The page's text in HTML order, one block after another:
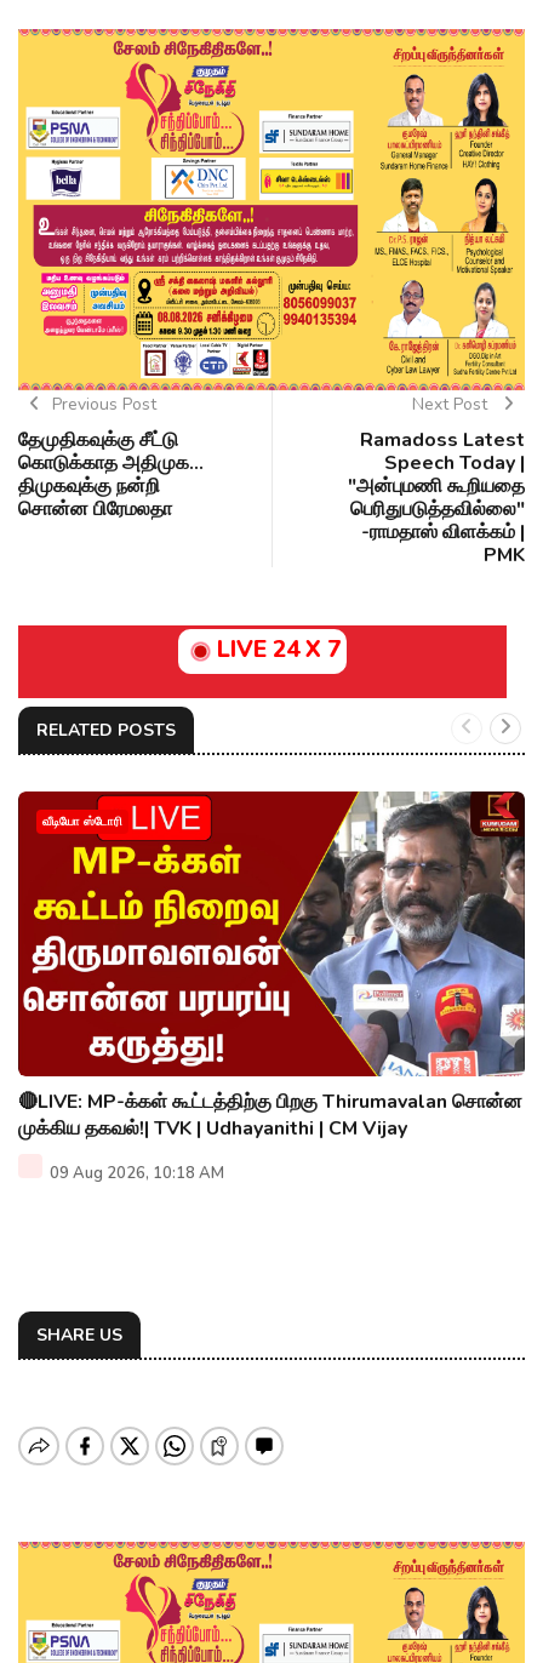
Previous Post
தேமுதிகவுக்கு சீட்டு
கொடுக்காத அதிமுக...
திமுகவுக்கு நன்றி
சொன்ன பிரேமலதா
Next Post
Ramadoss Latest
Speech Today |
"அன்புமணி கூறியதை
பெரிதுபடுத்தவில்லை"
-ராமதாஸ் விளக்கம் |
PMK
LIVE 24 X 7
RELATED POSTS
வீடியோ ஸ்டோரி
🔴LIVE: MP-க்கள் கூட்டத்திற்கு பிறகு Thirumavalan சொன்ன
முக்கிய தகவல்!| TVK | Udhayanithi | CM Vijay
09 Aug 2026, 10:18 AM
SHARE US